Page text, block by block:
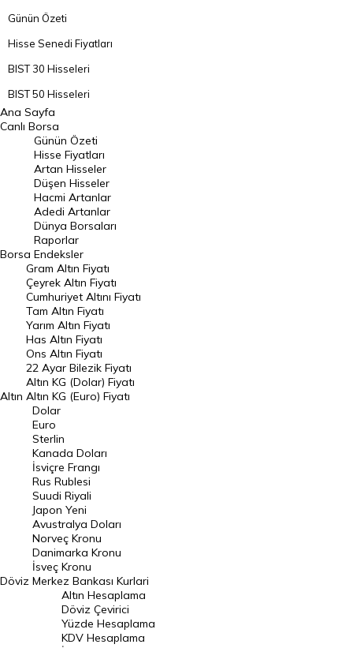
Günün Özeti
Hisse Senedi Fiyatları
BIST 30 Hisseleri
BIST 50 Hisseleri
BIST 100 Hisseleri
En Çok Artan Hisseler
En Çok Düşen Hisseler
Hacmi Artanlar
Geçmiş Kapanışlar
Dünya Borsaları
Raporlar
Endeksler
DÖVİZ
Döviz Kuru
Dolar Kuru
Euro Kuru
Pound Kuru
Frank Kuru
Riyal Kuru
Avustralya Doları
Danimarka Kronu Kuru
Kanada Doları Kuru
Norveç Kronu Kuru
İsveç Kronu Kuru
Japon Yeni Kuru
Ana Sayfa
Canlı Borsa
Borsa
Günün Özeti
Hisse Fiyatları
Artan Hisseler
Düşen Hisseler
Hacmi Artanlar
Adedi Artanlar
Dünya Borsaları
Raporlar
Endeksler
Altın
Gram Altın Fiyatı
Çeyrek Altın Fiyatı
Cumhuriyet Altını Fiyatı
Tam Altın Fiyatı
Yarım Altın Fiyatı
Has Altın Fiyatı
Ons Altın Fiyatı
22 Ayar Bilezik Fiyatı
Altın KG (Dolar) Fiyatı
Altın KG (Euro) Fiyatı
Döviz
Dolar
Euro
Sterlin
Kanada Doları
İsviçre Frangı
Rus Rublesi
Suudi Riyali
Japon Yeni
Avustralya Doları
Norveç Kronu
Danimarka Kronu
İsveç Kronu
Merkez Bankası Kurlari
Altın Hesaplama
Döviz Çevirici
Yüzde Hesaplama
KDV Hesaplama